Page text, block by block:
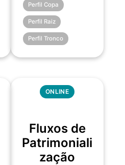
Perfil Copa
Perfil Raiz
Perfil Tronco
ONLINE
Fluxos de
Patrimoniali
zação